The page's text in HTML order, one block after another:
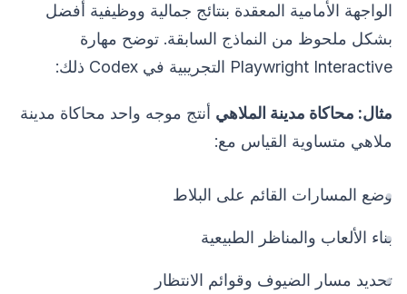
الواجهة الأمامية المعقدة بنتائج جمالية ووظيفية أفضل
بشكل ملحوظ من النماذج السابقة. توضح مهارة
Playwright Interactive التجريبية في Codex ذلك:
مثال: محاكاة مدينة الملاهي أنتج موجه واحد محاكاة مدينة
ملاهي متساوية القياس مع:
وضع المسارات القائم على البلاط
بناء الألعاب والمناظر الطبيعية
تحديد مسار الضيوف وقوائم الانتظار